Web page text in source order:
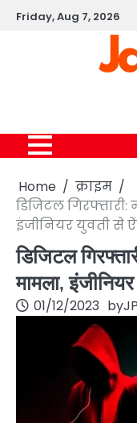
SkipFriday, Aug 7, 2026
Home
क्राइम
डिजिटल
इंजीनियर युवती से
डिजिटल
मामला,
01/12/2023 by